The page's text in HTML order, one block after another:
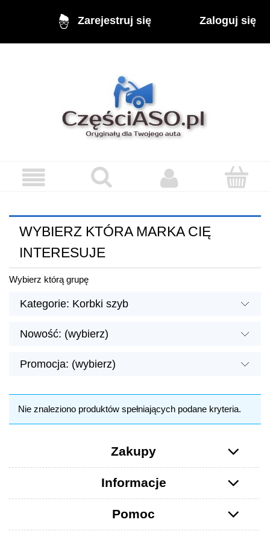
Zarejestruj się Zaloguj się
WYBIERZ KTÓRA MARKA CIĘ
INTERESUJE
Wybierz którą grupę
Kategorie: Korbki szyb
Nowość: (wybierz)
Promocja: (wybierz)
Nie znaleziono produktów spełniających podane kryteria.
Zakupy
Informacje
Pomoc